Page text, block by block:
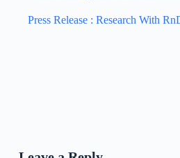
Press Release : Research With